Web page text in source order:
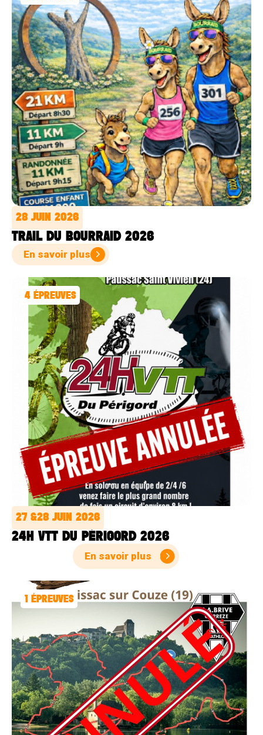
28 JUIN 2026
TRAIL DU BOURRAID 2026
En savoir plus
4 ÉPREUVES
27 &28 JUIN 2026
24H VTT DU PÉRIGORD 2026
En savoir plus
1 ÉPREUVES